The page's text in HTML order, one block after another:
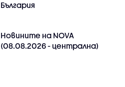
България
Новините на NOVA
(08.08.2026 - централна)